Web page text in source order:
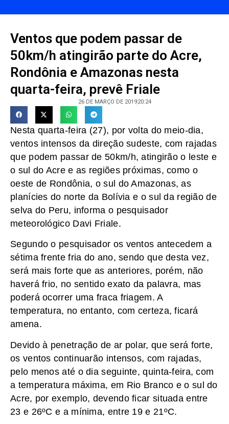
Ventos que podem passar de
50km/h atingirão parte do Acre,
Rondônia e Amazonas nesta
quarta-feira, prevê Friale
26 DE MARÇO DE 201920:24
Nesta quarta-feira (27), por volta do meio-dia,
ventos intensos da direção sudeste, com rajadas
que podem passar de 50km/h, atingirão o leste e
o sul do Acre e as regiões próximas, como o
oeste de Rondônia, o sul do Amazonas, as
planícies do norte da Bolívia e o sul da região de
selva do Peru, informa o pesquisador
meteorológico Davi Friale.
Segundo o pesquisador os ventos antecedem a
sétima frente fria do ano, sendo que desta vez,
será mais forte que as anteriores, porém, não
haverá frio, no sentido exato da palavra, mas
poderá ocorrer uma fraca friagem. A
temperatura, no entanto, com certeza, ficará
amena.
Devido à penetração de ar polar, que será forte,
os ventos continuarão intensos, com rajadas,
pelo menos até o dia seguinte, quinta-feira, com
a temperatura máxima, em Rio Branco e o sul do
Acre, por exemplo, devendo ficar situada entre
23 e 26ºC e a mínima, entre 19 e 21ºC.